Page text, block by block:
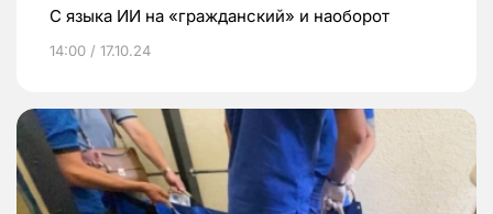
С языка ИИ на «гражданский» и наоборот
14:00 / 17.10.24